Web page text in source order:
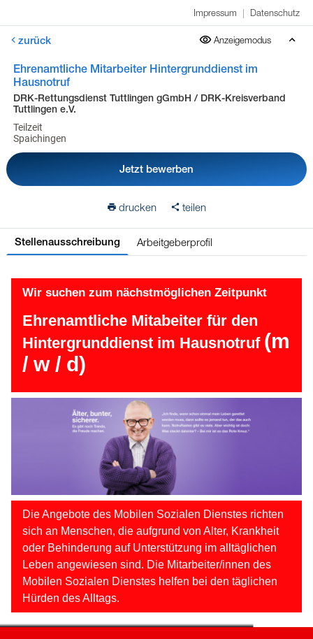
Impressum | Datenschutz
zurück Anzeigemodus
Ehrenamtliche Mitarbeiter Hintergrunddienst im
Hausnotruf
DRK-Rettungsdienst Tuttlingen gGmbH / DRK-Kreisverband
Tuttlingen e.V.
Teilzeit
Spaichingen
Jetzt bewerben
drucken teilen
Stellenausschreibung Arbeitgeberprofil